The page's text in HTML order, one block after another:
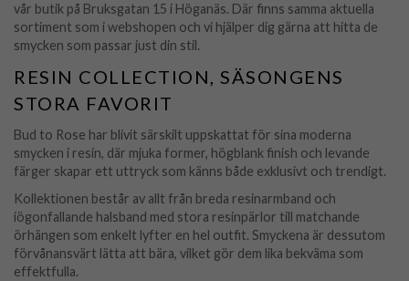
vår butik på Bruksgatan 15 i Höganäs. Där finns samma aktuella
sortiment som i webshopen och vi hjälper dig gärna att hitta de
smycken som passar just din stil.
RESIN COLLECTION, SÄSONGENS
STORA FAVORIT
Bud to Rose har blivit särskilt uppskattat för sina moderna
smycken i resin, där mjuka former, högblank finish och levande
färger skapar ett uttryck som känns både exklusivt och trendigt.
Kollektionen består av allt från breda resinarmband och
iögonfallande halsband med stora resinpärlor till matchande
örhängen som enkelt lyfter en hel outfit. Smyckena är dessutom
förvånansvärt lätta att bära, vilket gör dem lika bekväma som
effektfulla.